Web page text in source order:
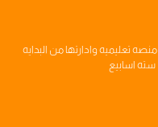
منصه تعليميه وادارتها من البدايه
سته اسابيع